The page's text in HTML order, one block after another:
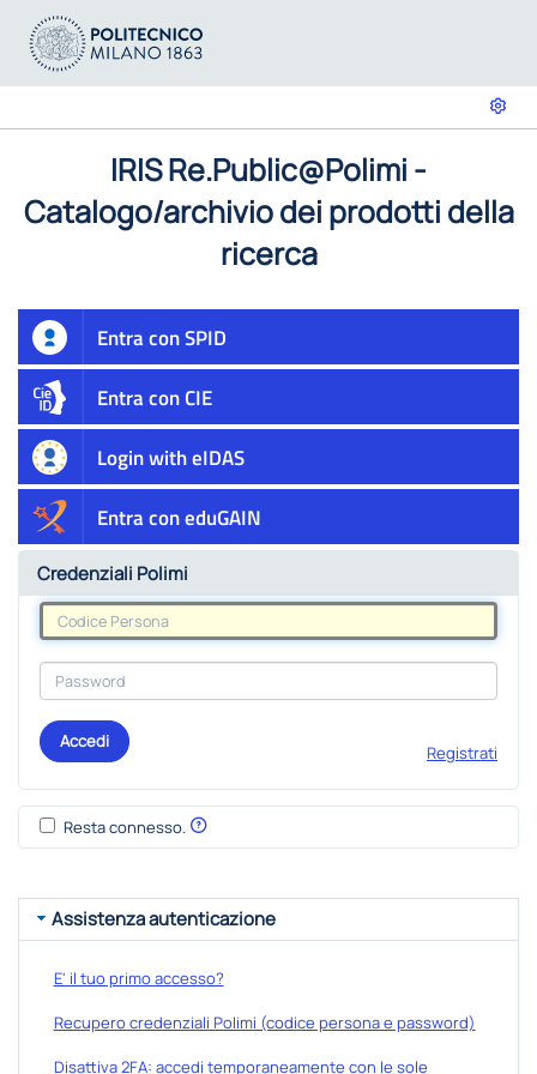
IRIS Re.Public@Polimi -
Catalogo/archivio dei prodotti della
ricerca
Entra con SPID
Entra con CIE
Login with eIDAS
Entra con eduGAIN
Credenziali Polimi
Accedi
Registrati
Resta connesso.
Assistenza autenticazione
E' il tuo primo accesso?
Recupero credenziali Polimi (codice persona e password)
Disattiva 2FA: accedi temporaneamente con le sole